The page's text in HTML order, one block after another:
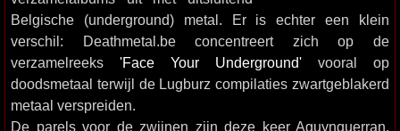
Belgische (underground) metal. Er is echter een klein
verschil: Deathmetal.be concentreert zich op de
verzamelreeks 'Face Your Underground' vooral op
doodsmetaal terwijl de Lugburz compilaties zwartgeblakerd
metaal verspreiden.
De parels voor de zwijnen zijn deze keer Aguynguerran,